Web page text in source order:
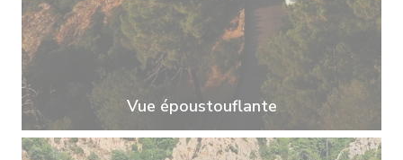
Vue époustouflante